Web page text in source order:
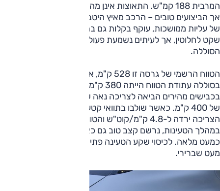
המרבית 188 קמ"ש. התאוצות אינן מהסוג האלים/ממכר/מופרך
אך הביצועים טובים – הרכב מאיץ היטב, צובר מהירות גם בעומס
של עליות ממושכות, עוקף בקלות גם בתנאים מכבידים. המנוע
שקט לחלוטין, אך לעיתים נשמעת פעולתו של מערך קירור
הסוללה.
בסוללה עתודת הטווח הייתה 380 ק"מ. נהיגה בקצב התנועה
של 400 ק"מ. כאשר שולבו בתוואי קטעים מאמצים לא-ארוכים,
במהלך הטעינות, נרשם קצב טוב גם כאשר הסוללה הייתה
כמעט מלאה. לכיסוי שקע הטעינה פתיחה נאה אך הוא נראה
מעט שברירי.